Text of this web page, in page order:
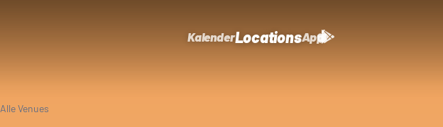
KalenderLocationsApp
Alle Venues